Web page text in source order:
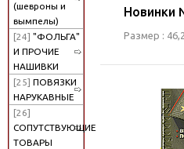
(шевроны и
вымпелы)
[24] "ФОЛЬГА"
И ПРОЧИЕ
НАШИВКИ
[25] ПОВЯЗКИ
НАРУКАВНЫЕ
[26]
СОПУТСТВУЮЩИЕ
ТОВАРЫ
Новинки
Размер :